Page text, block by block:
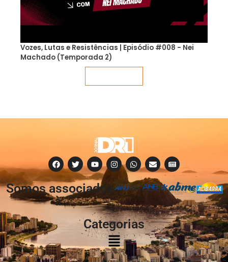
Vozes, Lutas e Resistências | Episódio #008 - Nei
Machado (Temporada 2)
Somos associados
à:
Categorias